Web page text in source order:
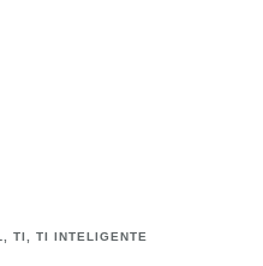
,TI ,TI INTELIGENTE